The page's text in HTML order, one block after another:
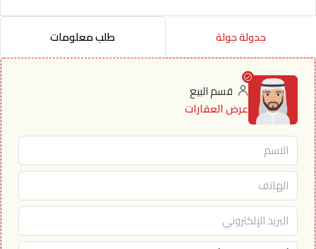
جدولة جولة طلب معلومات
قسم البيع
عرض العقارات